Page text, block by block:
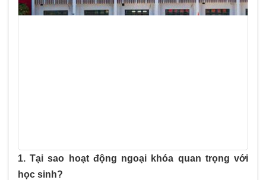
1. Tại sao hoạt động ngoại khóa quan trọng với
học sinh?